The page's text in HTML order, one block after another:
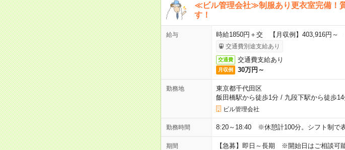
≪ビル管理会社≫制服あり更衣室完備！
す！
給与 時給1850円＋交 【月収例】403,916円～
交通費別途支給あり
交通費 交通費支給あり
月収例 30万円～
勤務地
東京都千代田区
飯田橋駅から徒歩1分/ 九段下駅から徒歩
ビル管理会社
勤務時間 8:20～18:40 ※休憩計100分。シフト制で表
期間 【急募】即日～長期 ※開始日はご相談